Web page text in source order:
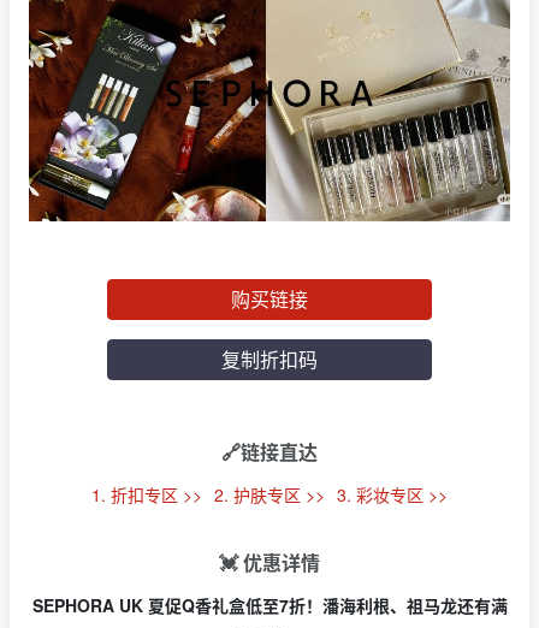
购买链接
复制折扣码
🔗链接直达
1. 折扣专区 >> 2. 护肤专区 >> 3. 彩妆专区 >>
💓 优惠详情
SEPHORA UK 夏促Q香礼盒低至7折！潘海利根、祖马龙还有满